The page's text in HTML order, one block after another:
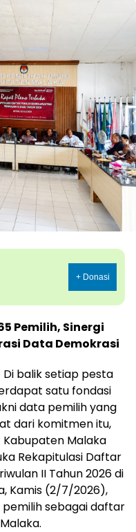
+ Donasi
Pemilih, Sinergi
Data Demokrasi
Di balik setiap pesta
satu fondasi
data pemilih yang
dari komitmen itu,
Kabupaten Malaka
Rekapitulasi Daftar
II Tahun 2026 di
Kamis (2/7/2026),
pemilih sebagai daftar